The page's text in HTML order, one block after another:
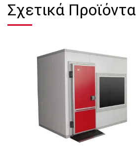
Σχετικά Προϊόντα